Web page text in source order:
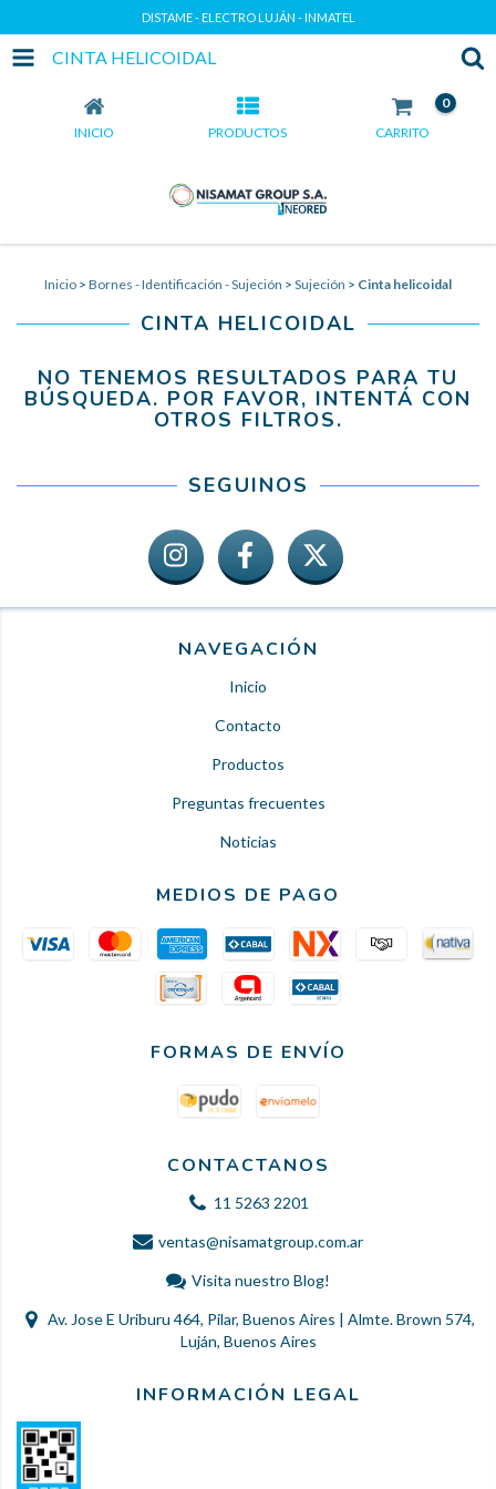
DISTAME - ELECTRO LUJÁN - INMATEL
CINTA HELICOIDAL
INICIO PRODUCTOS CARRITO
0
Inicio > Bornes - Identificación - Sujeción > Sujeción > Cinta helicoidal
CINTA HELICOIDAL
NO TENEMOS RESULTADOS PARA TU
BÚSQUEDA. POR FAVOR, INTENTÁ CON
OTROS FILTROS.
SEGUINOS
NAVEGACIÓN
Inicio
Contacto
Productos
Preguntas frecuentes
Noticias
MEDIOS DE PAGO
FORMAS DE ENVÍO
CONTACTANOS
11 5263 2201
ventas@nisamatgroup.com.ar
Visita nuestro Blog!
Av. Jose E Uriburu 464, Pilar, Buenos Aires | Almte. Brown 574,
Luján, Buenos Aires
INFORMACIÓN LEGAL